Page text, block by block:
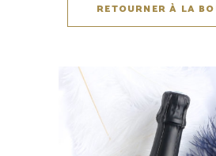
RETOURNER À LA